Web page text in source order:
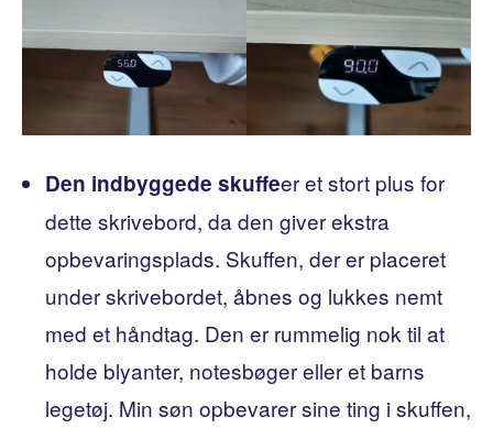
Den indbyggede skuffeer et stort plus for
dette skrivebord, da den giver ekstra
opbevaringsplads. Skuffen, der er placeret
under skrivebordet, åbnes og lukkes nemt
med et håndtag. Den er rummelig nok til at
holde blyanter, notesbøger eller et barns
legetøj. Min søn opbevarer sine ting i skuffen,